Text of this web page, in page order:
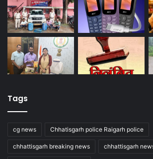
Tags
cg news Chhatisgarh police Raigarh police
chhattisgarh breaking news chhattisgarh